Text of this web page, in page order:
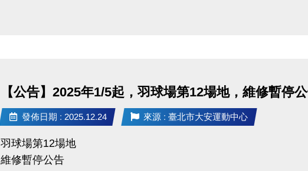
【公告】2025年1/5起，羽球場第12場地，維修暫停
發佈日期 : 2025.12.24 來源 : 臺北市大安運動中心
羽球場第12場地
維修暫停公告